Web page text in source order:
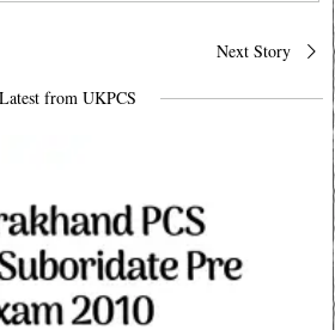
Next Story
Latest from UKPCS